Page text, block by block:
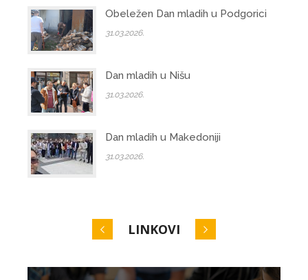
Obeležen Dan mladih u Podgorici
31.03.2026.
Dan mladih u Nišu
31.03.2026.
Dan mladih u Makedoniji
31.03.2026.
LINKOVI